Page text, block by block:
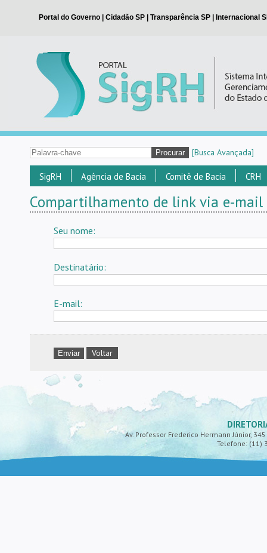
[Busca Avançada]
SigRH Agência de Bacia Comitê de Bacia CRH
Compartilhamento de link via e-mail
Seu nome:
Destinatário:
E-mail:
Voltar
Av. Professor Frederico Hermann Júnior,
Telefone: (11)